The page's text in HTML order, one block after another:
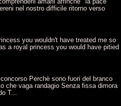
nel nostro difficile ritorno verso
you wouldn't have treated me so
a royal princess you would have pitied
Perchè sono fuori del branco
che vaga randagio Senza fissa dimora
T...